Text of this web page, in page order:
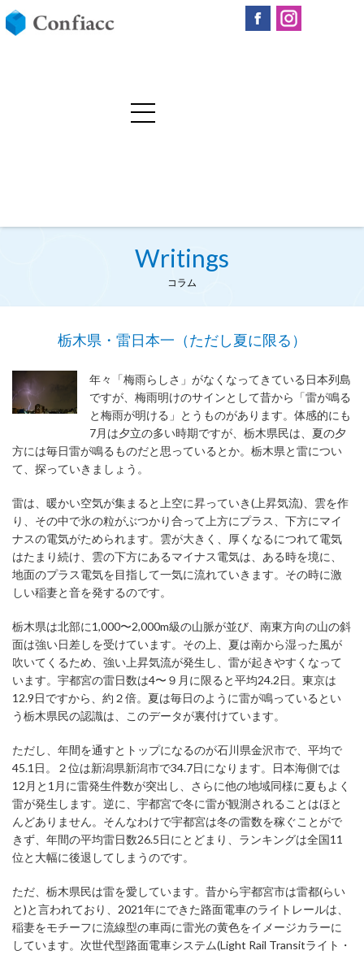
Writings
コラム
栃木県・雷日本一（ただし夏に限る）
年々「梅雨らしさ」がなくなってきている日本列島
ですが、梅雨明けのサインとして昔から「雷が鳴る
と梅雨が明ける」とうものがあります。体感的にも
7月は夕立の多い時期ですが、栃木県民は、夏の夕
方には毎日雷が鳴るものだと思っているとか。栃木県と雷につい
て、探っていきましょう。
雷は、暖かい空気が集まると上空に昇っていき(上昇気流)、雲を作
り、その中で氷の粒がぶつかり合って上方にプラス、下方にマイ
ナスの電気がためられます。雲が大きく、厚くなるにつれて電気
はたまり続け、雲の下方にあるマイナス電気は、ある時を境に、
地面のプラス電気を目指して一気に流れていきます。その時に激
しい稲妻と音を発するのです。
栃木県は北部に1,000〜2,000m級の山脈が並び、南東方向の山の斜
面は強い日差しを受けています。その上、夏は南から湿った風が
吹いてくるため、強い上昇気流が発生し、雷が起きやすくなって
います。宇都宮の雷日数は4〜９月に限ると平均24.2日。東京は
12.9日ですから、約２倍。夏は毎日のように雷が鳴っているとい
う栃木県民の認識は、このデータが裏付けています。
ただし、年間を通すとトップになるのが石川県金沢市で、平均で
45.1日。２位は新潟県新潟市で34.7日になります。日本海側では
12月と1月に雷発生件数が突出し、さらに他の地域同様に夏もよく
雷が発生します。逆に、宇都宮で冬に雷が観測されることはほと
んどありません。そんなわけで宇都宮は冬の雷数を稼ぐことがで
きず、年間の平均雷日数26.5日にとどまり、ランキングは全国11
位と大幅に後退してしまうのです。
ただ、栃木県民は雷を愛しています。昔から宇都宮市は雷都(らい
と)と言われており、2021年にできた路面電車のライトレールは、
稲妻をモチーフに流線型の車両に雷光の黄色をイメージカラーに
しています。次世代型路面電車システム(Light Rail Transitライト・